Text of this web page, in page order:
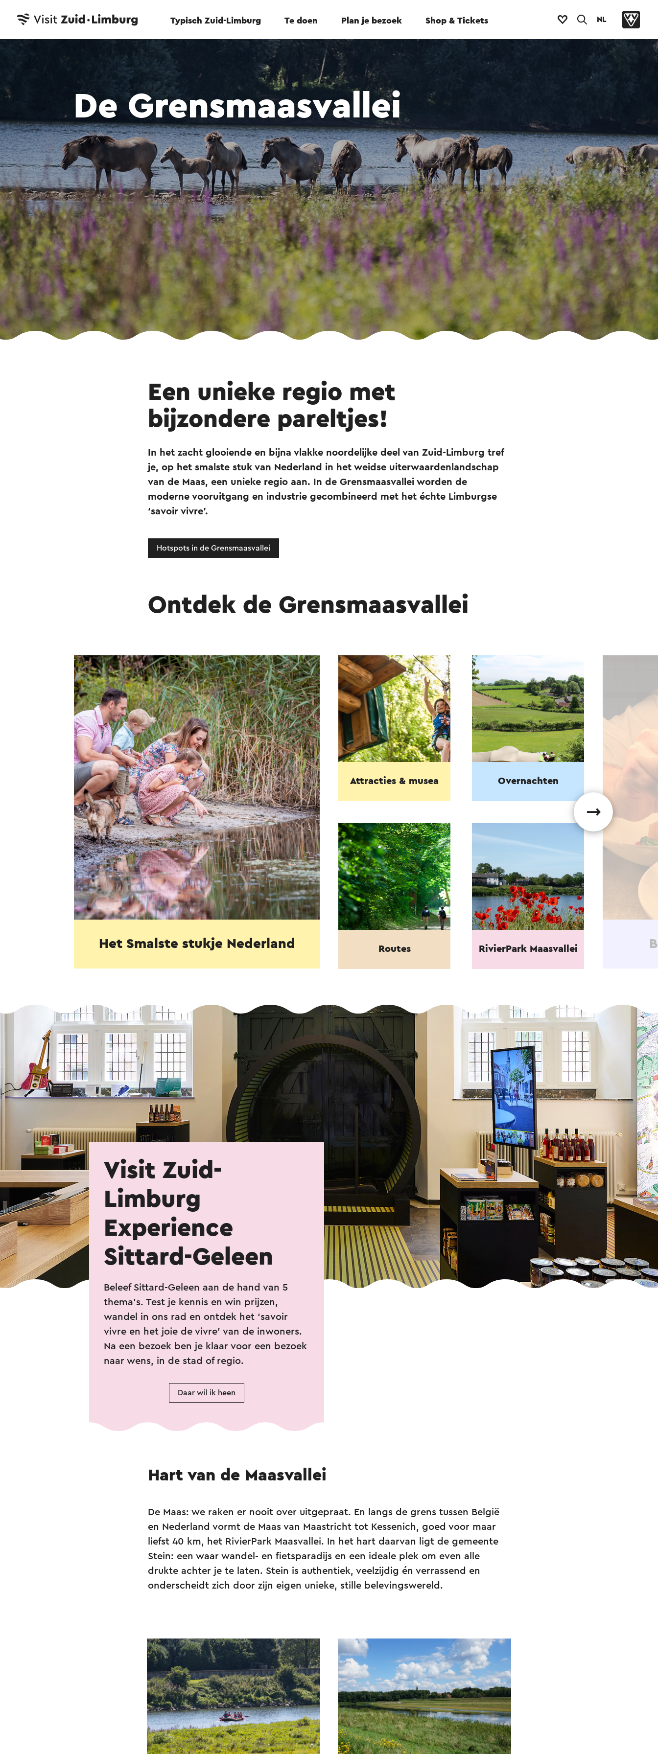
Typisch Zuid-Limburg Te doen Plan je bezoek Shop & Tickets NL
De Grensmaasvallei
Een unieke regio met
bijzondere pareltjes!
In het zacht glooiende en bijna vlakke noordelijke deel van Zuid-Limburg tref
je, op het smalste stuk van Nederland in het weidse uiterwaardenlandschap
van de Maas, een unieke regio aan. In de Grensmaasvallei worden de
moderne vooruitgang en industrie gecombineerd met het échte Limburgse
‘savoir vivre’.
Hotspots in de Grensmaasvallei
Ontdek de Grensmaasvallei
Het Smalste stukje Nederland
Attracties & musea Overnachten
Routes RivierPark Maasvallei
⟶
Visit Zuid-
Limburg
Experience
Sittard-Geleen
Beleef Sittard-Geleen aan de hand van 5
thema’s. Test je kennis en win prijzen,
wandel in ons rad en ontdek het ‘savoir
vivre en het joie de vivre’ van de inwoners.
Na een bezoek ben je klaar voor een bezoek
naar wens, in de stad of regio.
Daar wil ik heen
Hart van de Maasvallei
De Maas: we raken er nooit over uitgepraat. En langs de grens tussen België
en Nederland vormt de Maas van Maastricht tot Kessenich, goed voor maar
liefst 40 km, het RivierPark Maasvallei. In het hart daarvan ligt de gemeente
Stein: een waar wandel- en fietsparadijs en een ideale plek om even alle
drukte achter je te laten. Stein is authentiek, veelzijdig én verrassend en
onderscheidt zich door zijn eigen unieke, stille belevingswereld.